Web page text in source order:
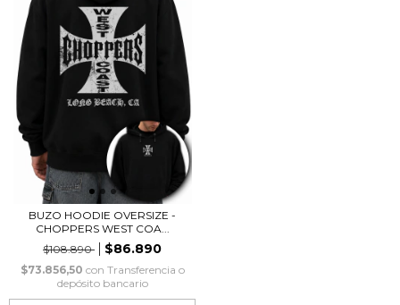
BUZO HOODIE OVERSIZE -
CHOPPERS WEST COA...
$108.890
$86.890
$73.856,50 con Transferencia o
depósito bancario